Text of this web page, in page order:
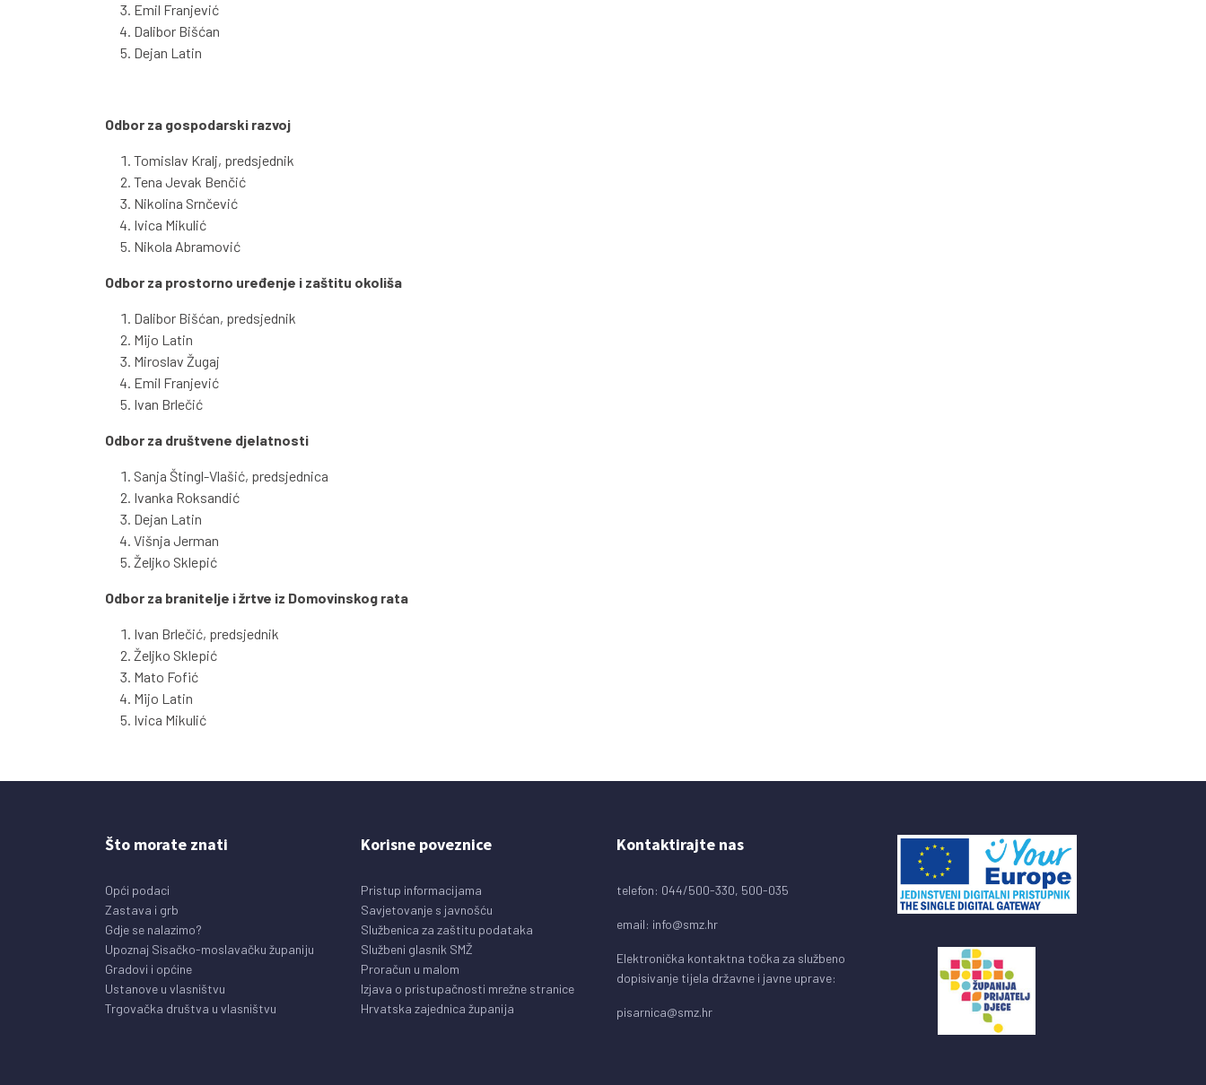
Emil Franjević
Dalibor Bišćan
Dejan Latin
Odbor za gospodarski razvoj
Tomislav Kralj, predsjednik
Tena Jevak Benčić
Nikolina Srnčević
Ivica Mikulić
Nikola Abramović
Odbor za prostorno uređenje i zaštitu okoliša
Dalibor Bišćan, predsjednik
Mijo Latin
Miroslav Žugaj
Emil Franjević
Ivan Brlečić
Odbor za društvene djelatnosti
Sanja Štingl-Vlašić, predsjednica
Ivanka Roksandić
Dejan Latin
Višnja Jerman
Željko Sklepić
Odbor za branitelje i žrtve iz Domovinskog rata
Ivan Brlečić, predsjednik
Željko Sklepić
Mato Fofić
Mijo Latin
Ivica Mikulić
Što morate znati
Opći podaci
Zastava i grb
Gdje se nalazimo?
Upoznaj Sisačko-moslavačku županiju
Gradovi i općine
Ustanove u vlasništvu
Trgovačka društva u vlasništvu
Korisne poveznice
Pristup informacijama
Savjetovanje s javnošću
Službenica za zaštitu podataka
Službeni glasnik SMŽ
Proračun u malom
Izjava o pristupačnosti mrežne stranice
Hrvatska zajednica županija
Kontaktirajte nas
telefon: 044/500-330, 500-035
email: info@smz.hr
Elektronička kontaktna točka za službeno
dopisivanje tijela državne i javne uprave:
pisarnica@smz.hr